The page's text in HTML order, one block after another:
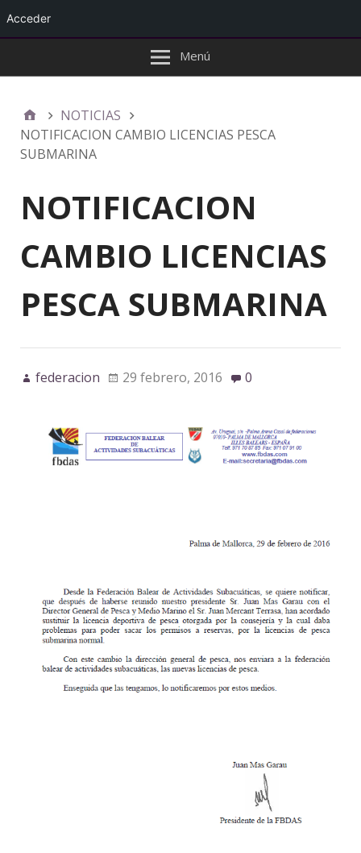
Menú
NOTICIAS
NOTIFICACION CAMBIO LICENCIAS PESCA
SUBMARINA
NOTIFICACION
CAMBIO LICENCIAS
PESCA SUBMARINA
federacion 29 febrero, 2016 0
Acceder